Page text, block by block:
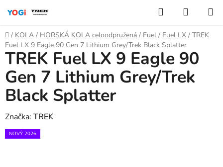
obsah
Hledat
KOŠÍK
Domů
/ KOLA / HORSKÁ KOLA celoodpružená / Fuel / Fuel LX / TREK
Fuel LX 9 Eagle 90 Gen 7 Lithium Grey/Trek Black Splatter
TREK Fuel LX 9 Eagle 90
Gen 7 Lithium Grey/Trek
Black Splatter
Značka: TREK
NOVÝ 2026